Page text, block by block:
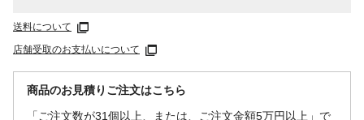
送料について
店舗受取のお支払いについて
商品のお見積りご注文はこちら
「ご注文数が31個以上、または、ご注文金額5万円以上」で